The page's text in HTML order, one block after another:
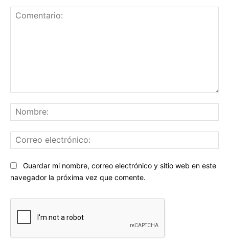
Sitio
web:
Guardar mi nombre, correo electrónico y sitio web en este
navegador la próxima vez que comente.